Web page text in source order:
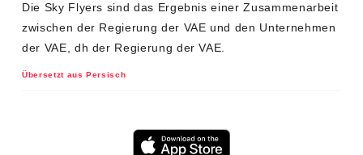
Die Sky Flyers sind das Ergebnis einer Zusammenarbeit
zwischen der Regierung der VAE und den Unternehmen
der VAE, dh der Regierung der VAE.
Übersetzt aus Persisch